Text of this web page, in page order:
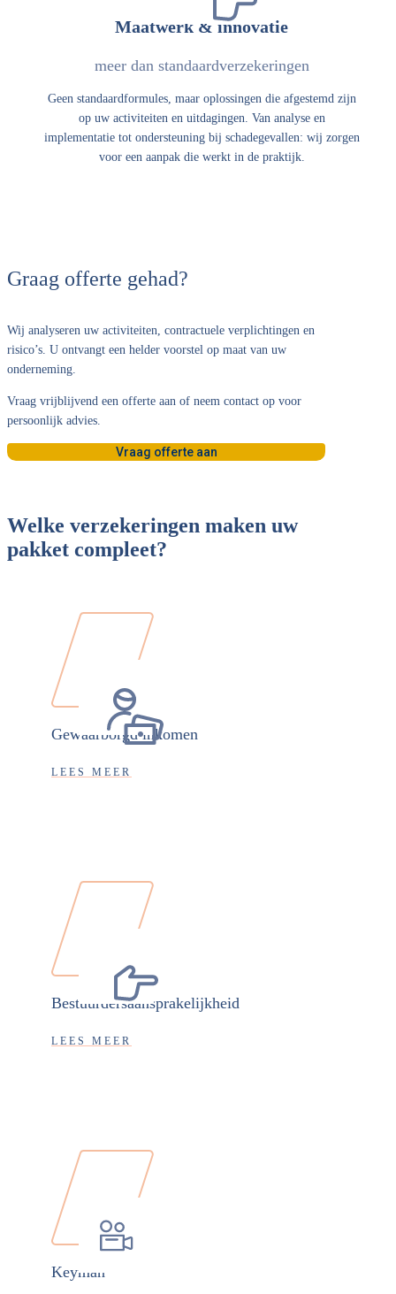
Maatwerk & innovatie
meer dan standaardverzekeringen
Geen standaardformules, maar oplossingen die afgestemd zijn
op uw activiteiten en uitdagingen. Van analyse en
implementatie tot ondersteuning bij schadegevallen: wij zorgen
voor een aanpak die werkt in de praktijk.
Graag offerte gehad?
Wij analyseren uw activiteiten, contractuele verplichtingen en
risico’s. U ontvangt een helder voorstel op maat van uw
onderneming.
Vraag vrijblijvend een offerte aan of neem contact op voor
persoonlijk advies.
Vraag offerte aan
Welke verzekeringen maken uw
pakket compleet?
Gewaarborgd inkomen
LEES MEER
Bestuurdersaansprakelijkheid
LEES MEER
Keyman